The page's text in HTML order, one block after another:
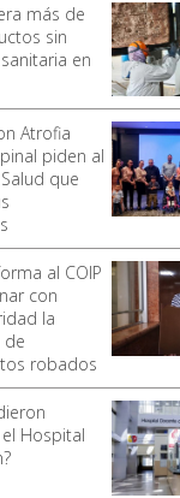
más de
sin
en
Atrofia
piden al
que
al COIP
con
la
de
robados
Hospital